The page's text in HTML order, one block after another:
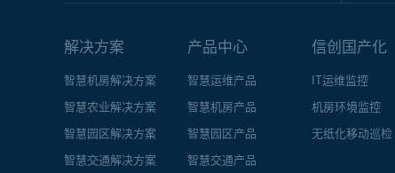
解决方案
智慧机房解决方案
智慧农业解决方案
智慧园区解决方案
智慧交通解决方案
产品中心
智慧运维产品
智慧机房产品
智慧园区产品
智慧交通产品
信创国产化
IT运维监控
机房环境监控
无纸化移动巡检